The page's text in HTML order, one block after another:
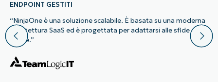
ENDPOINT GESTITI
“NinjaOne è una soluzione scalabile. È basata su una moderna
architettura SaaS ed è progettata per adattarsi alle sfide
future.”